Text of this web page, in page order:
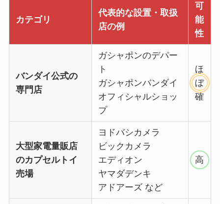
カテゴリ
代表的な設置・取扱
店の例
可
能
性
バンダイ公式の
専門店
ガシャポンのデパー
ト
ガシャポンバンダイ
オフィシャルショッ
プ
ほ
ぼ
確
大型家電量販店
のカプセルトイ
売場
ヨドバシカメラ
ビックカメラ
エディオン
ヤマダデンキ
アドアーズ など
高